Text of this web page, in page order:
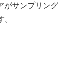
がサンプリング